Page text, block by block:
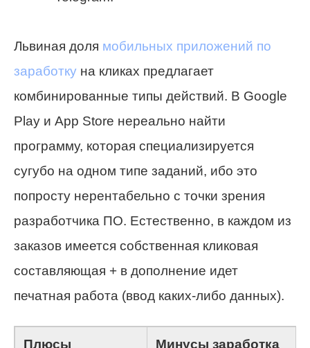
Львиная доля мобильных приложений по
заработку на кликах предлагает
комбинированные типы действий. В Google
Play и App Store нереально найти
программу, которая специализируется
сугубо на одном типе заданий, ибо это
попросту нерентабельно с точки зрения
разработчика ПО. Естественно, в каждом из
заказов имеется собственная кликовая
составляющая + в дополнение идет
печатная работа (ввод каких-либо данных).
Плюсы
Минусы заработка